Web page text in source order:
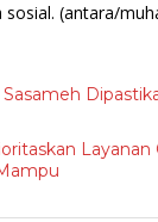
(antara/
Sasameh
Layanan